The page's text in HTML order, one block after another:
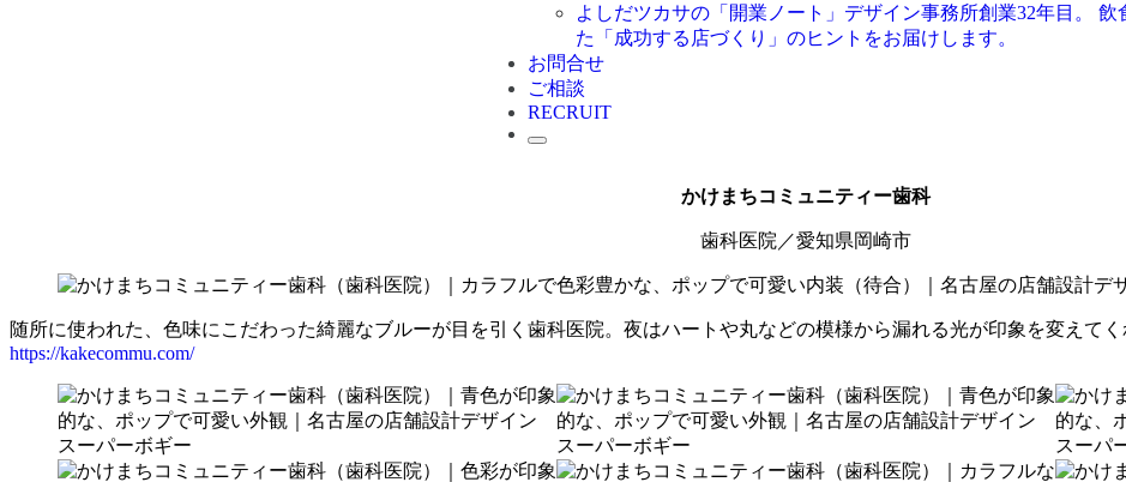
よしだツカサの「開業ノート」 デザイン事務所創業32年目。
た「成功する店づくり」のヒントをお届けします。
お問合せ
ご相談
RECRUIT
かけまちコミュニティー歯科
歯科医院／愛知県岡崎市
随所に使われた、色味にこだわった綺麗なブルーが目を引く歯科医院。夜はハートや丸などの模様から漏れる光が印象を変えてく
https://kakecommu.com/